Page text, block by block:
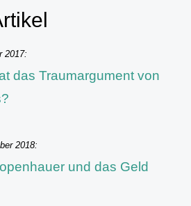
2017:
das Traumargument von
2018:
und das Geld